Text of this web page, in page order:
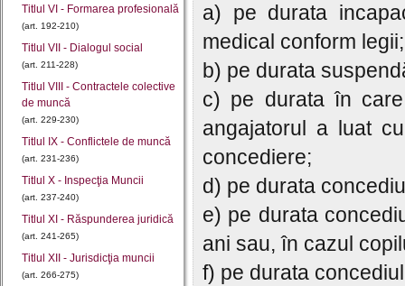
Titlul VI - Formarea profesională
(art. 192-210)
Titlul VII - Dialogul social
(art. 211-228)
Titlul VIII - Contractele colective
de muncă
(art. 229-230)
Titlul IX - Conflictele de muncă
(art. 231-236)
Titlul X - Inspecţia Muncii
(art. 237-240)
Titlul XI - Răspunderea juridică
(art. 241-265)
Titlul XII - Jurisdicţia muncii
(art. 266-275)
a) pe durata
medical conform legii;
b) pe durata
c) pe durata în
angajatorul a luat
concediere;
d) pe durata
e) pe durata
ani sau, în cazul
f) pe durata